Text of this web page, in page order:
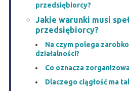
przedsiębiorcy?
Jakie warunki musi
przedsiębiorcy?
Na czym polega
działalności?
Co oznacza
Dlaczego ciągłość ma